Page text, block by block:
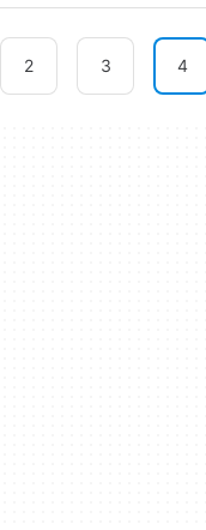
2 3 4